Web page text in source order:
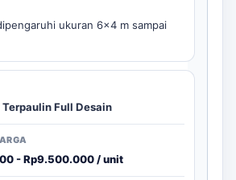
ukuran 6x4 m sampai
Terpaulin Full Desain
- Rp9.500.000 / unit